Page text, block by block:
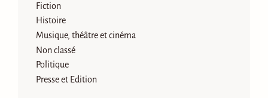
Fiction
Histoire
Musique, théâtre et cinéma
Non classé
Politique
Presse et Edition